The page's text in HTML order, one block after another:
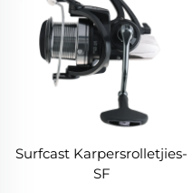
Surfcast Karpersrolletjies-
SF